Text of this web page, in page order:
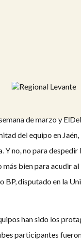
de marzo y
del equipo en
Y no, no para despedir
más bien para acudir
BP, disputado en la
han sido los
participantes